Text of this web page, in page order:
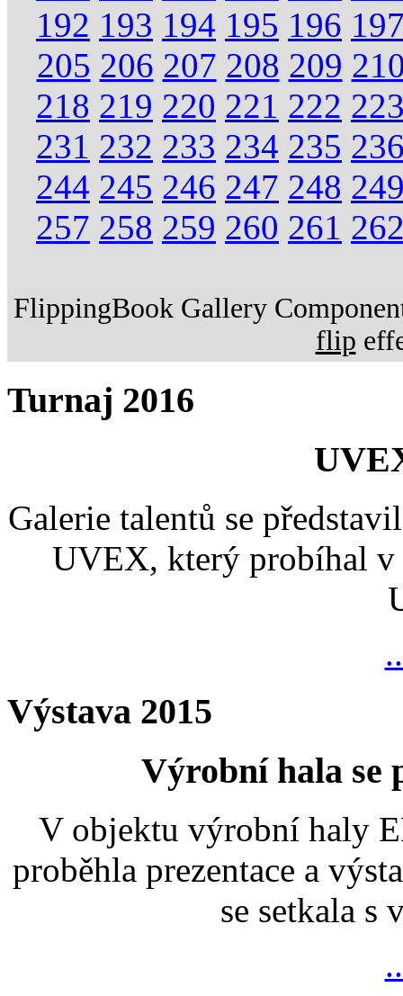
192 193 194 195 196
205 206 207 208 209
218 219 220 221 222
231 232 233 234 235
244 245 246 247 248
257 258 259 260 261
FlippingBook Gallery
flip
Turnaj 2016
Galerie talentů se
UVEX, který probíhal v
Výstava 2015
Výrobní hala
V objektu výrobní haly
proběhla prezentace a
se setkala s